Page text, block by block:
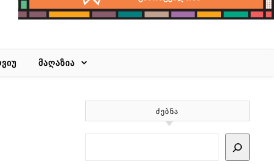
ᲛᲐᲦᲐᲖᲘᲐ
ᲫᲔᲑᲜᲐ